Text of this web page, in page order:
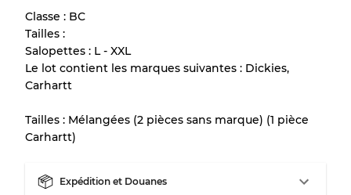
de chaque article avant l'achat.
Il y a une marge d'erreur allant jusqu'à
en raison de la vente en gros
Notre système à 3 niveaux
Qualité A Presque neuf, usure légère
Classe : BC
Tailles :
Salopettes : L - XXL
Le lot contient les marques suivantes : Dickies,
Carhartt
Tailles : Mélangées (2 pièces sans marque) (1 pièce
Carhartt)
Expédition et Douanes